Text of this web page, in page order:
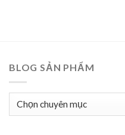
BLOG SẢN PHẨM
BLOG
SẢN